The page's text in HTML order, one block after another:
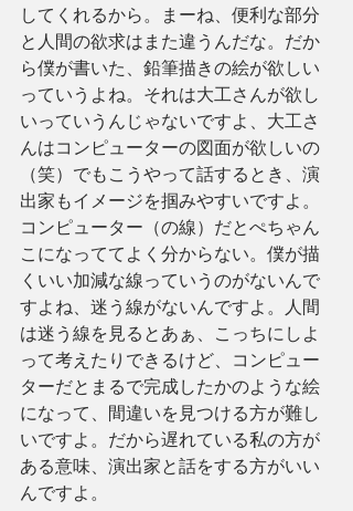
してくれるから。まーね、便利な部分
と人間の欲求はまた違うんだな。だか
ら僕が書いた、鉛筆描きの絵が欲しい
っていうよね。それは大工さんが欲し
いっていうんじゃないですよ、大工さ
んはコンピューターの図面が欲しいの
（笑）でもこうやって話するとき、演
出家もイメージを掴みやすいですよ。
コンピューター（の線）だとぺちゃん
こになっててよく分からない。僕が描
くいい加減な線っていうのがないんで
すよね、迷う線がないんですよ。人間
は迷う線を見るとあぁ、こっちにしよ
って考えたりできるけど、コンピュー
ターだとまるで完成したかのような絵
になって、間違いを見つける方が難し
いですよ。だから遅れている私の方が
ある意味、演出家と話をする方がいい
んですよ。